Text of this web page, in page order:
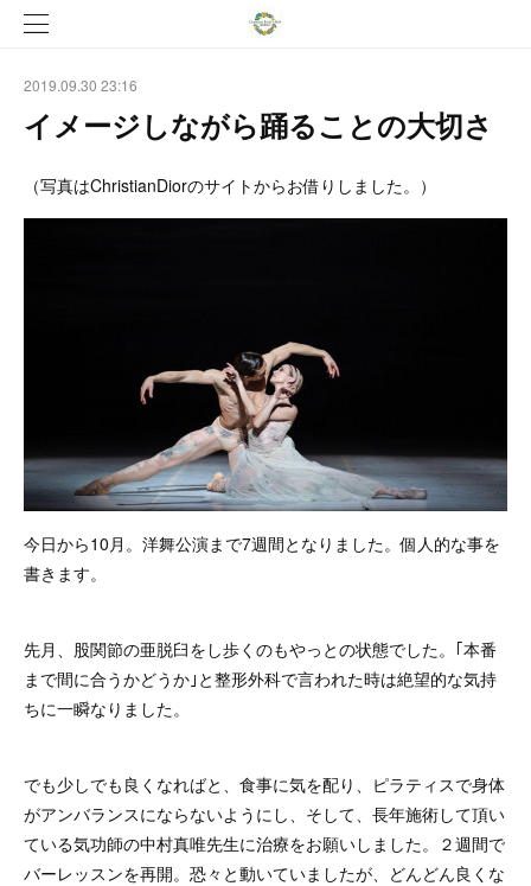
2019.09.30 23:16
イメージしながら踊ることの大切さ
（写真はChristianDiorのサイトからお借りしました。）
今日から10月。洋舞公演まで7週間となりました。個人的な事を
書きます。
先月、股関節の亜脱臼をし歩くのもやっとの状態でした。｢本番
まで間に合うかどうか｣と整形外科で言われた時は絶望的な気持
ちに一瞬なりました。
でも少しでも良くなればと、食事に気を配り、ピラティスで身体
がアンバランスにならないようにし、そして、長年施術して頂い
ている気功師の中村真唯先生に治療をお願いしました。２週間で
バーレッスンを再開。恐々と動いていましたが、どんどん良くな